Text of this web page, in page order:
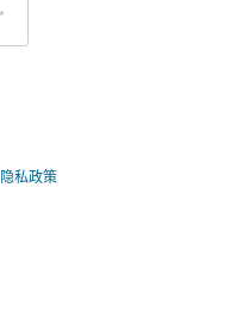
隐私政策